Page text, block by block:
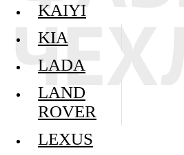
KAIYI
KIA
LADA
LAND
ROVER
LEXUS